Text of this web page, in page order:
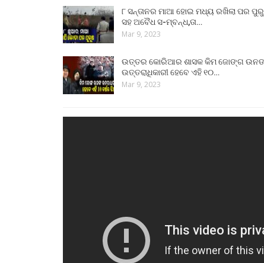
୮ ସନ୍ତାନର ମାଆ ହୋଇ ମଧ୍ୟ ରଖିଲା ପର
ସହ ଅବୈଧ ସ-ମ୍ବନ୍ଧ,ତା…
Mar 9, 2023
ଉତ୍ତର କୋରିଆର ଶାସକ କିମ ଜୋଙ୍ଗ
ଉତ୍ତରାଧିକାରୀ ହେବେ ଏହି ୧୦…
Mar 9, 2023